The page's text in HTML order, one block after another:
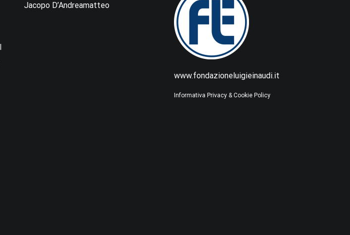
Jacopo D’Andreamatteo
www.fondazioneluigieinaudi.it
Informativa Privacy & Cookie Policy